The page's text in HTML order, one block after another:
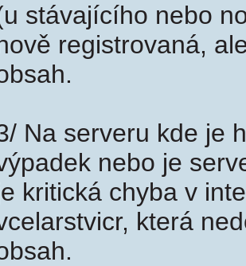
stávajícího nebo
registrovaná,
Na serveru kde je
nebo je
kritická chyba v
která